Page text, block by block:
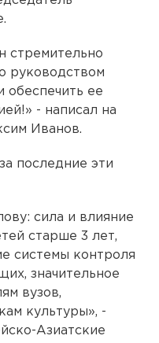
стремительно
руководством
обеспечить ее
- написал на
Иванов.
последние эти
сила и влияние
старше 3 лет,
системы контроля
значительное
вузов,
культуры», -
Азиатские